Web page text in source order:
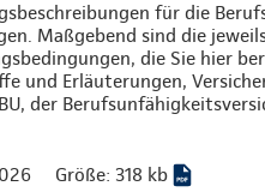
für die
Maßgebend sind die
die Sie hier
und Erläuterungen,
der
Größe: 318 kb